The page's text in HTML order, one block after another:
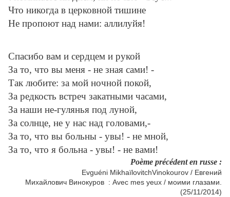
Что никогда в церковной тишине
Не пропоют над нами: аллилуйя!
Спасибо вам и сердцем и рукой
За то, что вы меня - не зная сами! -
Так любите: за мой ночной покой,
За редкость встреч закатными часами,
За наши не-гулянья под луной,
За солнце, не у нас над головами,-
За то, что вы больны - увы! - не мной,
За то, что я больна - увы! - не вами!
Poème précédent en russe :
Evguéni MikhaïlovitchVinokourov / Евгений
Михайлович Винокуров : Avec mes yeux / моими глазами.
(25/11/2014)